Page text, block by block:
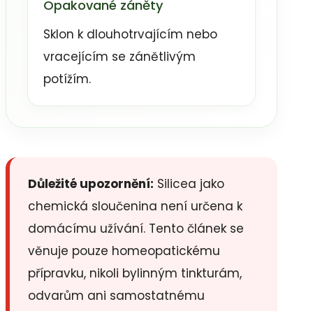
Opakované záněty
Sklon k dlouhotrvajícím nebo
vracejícím se zánětlivým
potížím.
Důležité upozornění: Silicea jako
chemická sloučenina není určena k
domácímu užívání. Tento článek se
věnuje pouze homeopatickému
přípravku, nikoli bylinným tinkturám,
odvarům ani samostatnému